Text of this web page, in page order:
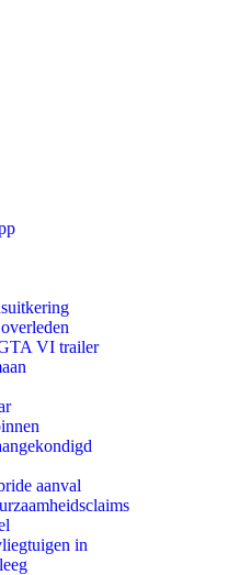
VI trailer
aanval
in